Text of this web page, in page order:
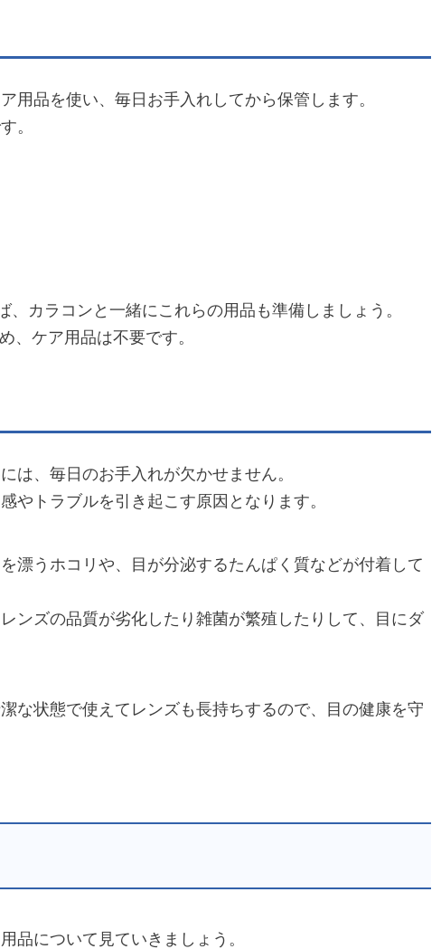
用品を使い、毎日お手入れしてから保管します。
。
カラコンと一緒にこれらの用品も準備しましょう。
、ケア用品は不要です。
は、毎日のお手入れが欠かせません。
やトラブルを引き起こす原因となります。
漂うホコリや、目が分泌するたんぱく質などが付着して
ンズの品質が劣化したり雑菌が繁殖したりして、目にダ
な状態で使えてレンズも長持ちするので、目の健康を守
品について見ていきましょう。